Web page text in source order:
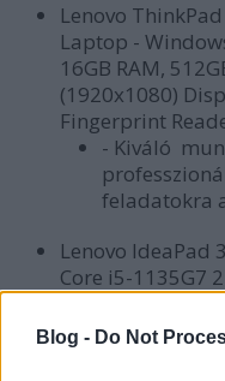
Blog - Do Not
Lenovo
Laptop -
16GB RAM,
(1920x1080)
Fingerprint
- Kiváló
feladatokra
Lenovo IdeaPad
Core i5-1135G7
SSD meghajtóval.
- Ez